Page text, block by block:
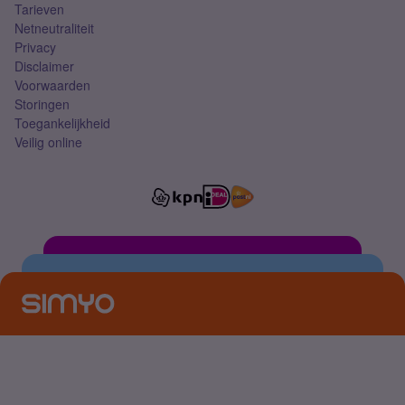
Tarieven
Netneutraliteit
Privacy
Disclaimer
Voorwaarden
Storingen
Toegankelijkheid
Veilig online